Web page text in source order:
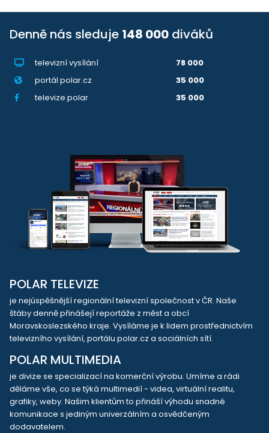
Denně nás sleduje 148 000 diváků
televizní vysílání
78 000
portál polar.cz
35 000
televize.polar
35 000
POLAR TELEVIZE
je nejúspěšnější regionální televizní společnost v ČR. Naše
štáby denně přinášejí reportáže z měst a obcí
Moravskoslezského kraje. Vysíláme je k lidem prostřednictvím
televizního vysílání, portálu polar.cz a sociálních sítí.
POLAR MULTIMEDIA
je divize se specializací na komerční výrobu. Umíme a rádi
děláme vše, co se týká multimedií - videa, virtuální realitu,
grafiky, weby. Našim klientům to přináší výhodu snadné
komunikace s jediným univerzálním a osvědčeným
dodavatelem.